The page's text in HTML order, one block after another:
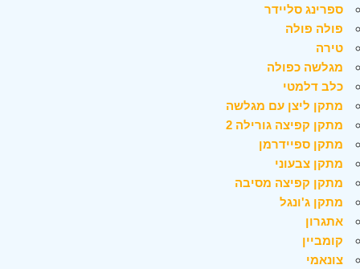
ספרינג סליידר
פולה פולה
טירה
מגלשה כפולה
כלב דלמטי
מתקן ליצן עם מגלשה
מתקן קפיצה גורילה 2
מתקן ספיידרמן
מתקן צבעוני
מתקן קפיצה מסיבה
מתקן ג'ונגל
אתגרון
קומביין
צונאמי